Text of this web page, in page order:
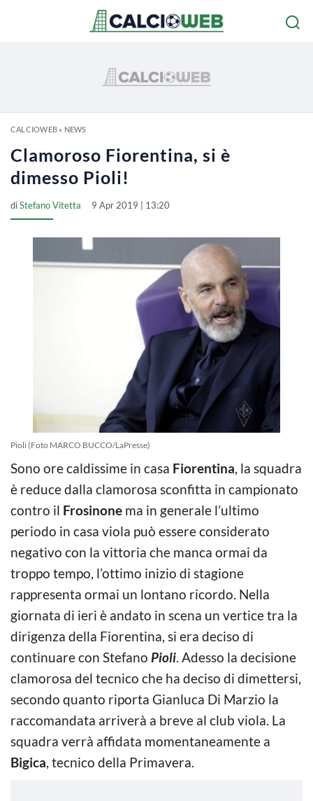
CALCIOWEB» NEWS
Clamoroso Fiorentina, si è
dimesso Pioli!
diStefano Vitetta 9 Apr 2019 | 13:20
Pioli (Foto MARCO BUCCO/LaPresse)
Sono ore caldissime in casa Fiorentina, la squadra
è reduce dalla clamorosa sconfitta in campionato
contro il Frosinone ma in generale l’ultimo
periodo in casa viola può essere considerato
negativo con la vittoria che manca ormai da
troppo tempo, l’ottimo inizio di stagione
rappresenta ormai un lontano ricordo. Nella
giornata di ieri è andato in scena un vertice tra la
dirigenza della Fiorentina, si era deciso di
continuare con Stefano Pioli. Adesso la decisione
clamorosa del tecnico che ha deciso di dimettersi,
secondo quanto riporta Gianluca Di Marzio la
raccomandata arriverà a breve al club viola. La
squadra verrà affidata momentaneamente a
Bigica, tecnico della Primavera.